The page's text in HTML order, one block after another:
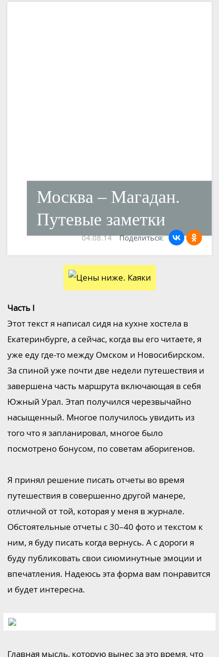
Москва – Магадан.
Путевые заметки
04.08.14 Поделиться:
Часть I
Этот текст я написал сидя на кухне хостела в
Екатеринбурге, а сейчас, когда вы его читаете, я
уже еду где-то между Омском и Новосибирском.
За спиной уже почти две недели путешествия и
завершена часть маршрута включающая в себя
Южный Урал. Этап получился черезвычайно
насыщенный. Многое получилось увидить из
того что я запланировал, многое было
посмотрено бонусом, по советам аборигенов.
Я принял решение писать отчеты во время
путешествия в совершенно другой манере,
отличной от той, которая у меня в журнале.
Обстоятельные отчеты с 30–40 фото и текстом к
ним, я буду писать когда вернусь. А с дороги я
буду публиковать свои сиюминутные эмоции и
впечатления. Надеюсь эта форма вам понравится
и будет интересна.
Главная мысль, которую вынес за это время, что